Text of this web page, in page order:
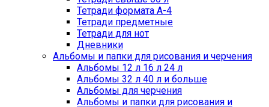
Тетради формата А-4
Тетради предметные
Тетради для нот
Дневники
Альбомы и папки для рисования и черчения
Альбомы 12 л 16 л 24 л
Альбомы 32 л 40 л и больше
Альбомы для черчения
Альбомы и папки для рисования и